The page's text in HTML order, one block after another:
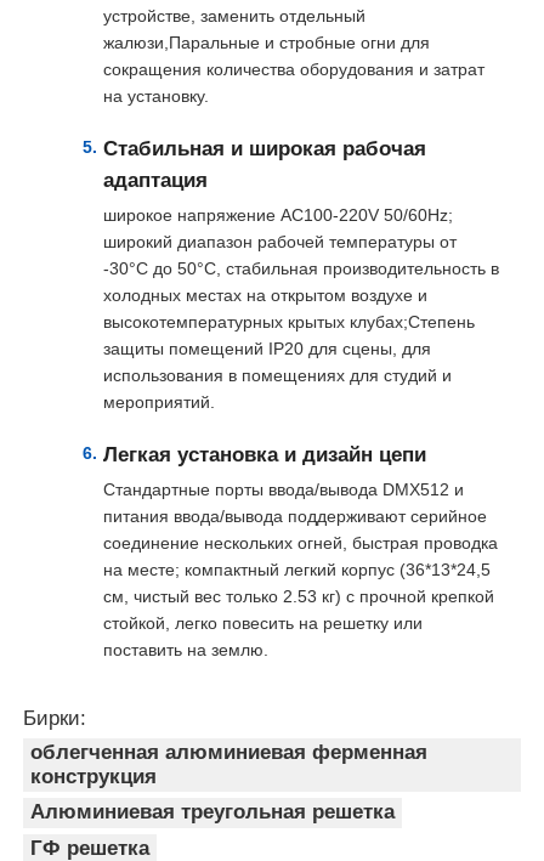
Алюминиевый болт
Станция из алюминия
Складные решетки
Баррикады толпы
Ферма для освещения концертов
Кронштейн для светодиодного дисплея
Летный случай
Подъемная башня
Круговая ферма
устройстве, заменить отдельный
жалюзи,Паральные и стробные огни для
сокращения количества оборудования и затрат
на установку.
Стабильная и широкая рабочая
адаптация
широкое напряжение AC100-220V 50/60Hz;
широкий диапазон рабочей температуры от
-30°C до 50°C, стабильная производительность в
холодных местах на открытом воздухе и
высокотемпературных крытых клубах;Степень
защиты помещений IP20 для сцены, для
использования в помещениях для студий и
мероприятий.
Легкая установка и дизайн цепи
Стандартные порты ввода/вывода DMX512 и
питания ввода/вывода поддерживают серийное
соединение нескольких огней, быстрая проводка
на месте; компактный легкий корпус (36*13*24,5
см, чистый вес только 2.53 кг) с прочной крепкой
стойкой, легко повесить на решетку или
поставить на землю.
Бирки:
облегченная алюминиевая ферменная
конструкция
Алюминиевая треугольная решетка
ГФ решетка